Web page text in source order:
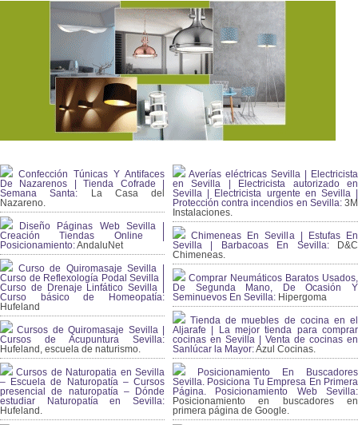
Confección Túnicas Y Antifaces
De Nazarenos | Tienda Cofrade |
Semana Santa: La Casa del
Nazareno.
Diseño Páginas Web Sevilla |
Creación Tiendas Online |
Posicionamiento:AndaluNet
Curso de Quiromasaje Sevilla |
Curso de Reflexología Podal Sevilla |
Curso de Drenaje Linfático Sevilla |
Curso básico de Homeopatía:
Hufeland
Cursos de Quiromasaje Sevilla |
Cursos de Acupuntura Sevilla:
Hufeland, escuela de naturismo.
Cursos de Naturopatia en Sevilla
– Escuela de Naturopatía – Cursos
presencial de naturopatía – Dónde
estudiar Naturopatía en Sevilla:
Hufeland.
Averías eléctricas Sevilla | Electricista
en Sevilla | Electricista autorizado en
Sevilla | Electricista urgente en Sevilla |
Protección contra incendios en Sevilla:3M
Instalaciones.
Chimeneas En Sevilla | Estufas En
Sevilla | Barbacoas En Sevilla:D&C
Chimeneas.
Comprar Neumáticos Baratos Usados,
De Segunda Mano, De Ocasión Y
Seminuevos En Sevilla: Hipergoma
Tienda de muebles de cocina en el
Aljarafe | La mejor tienda para comprar
cocinas en Sevilla | Venta de cocinas en
Sanlúcar la Mayor:Azul Cocinas.
Posicionamiento En Buscadores
Sevilla. Posiciona Tu Empresa En Primera
Página. Posicionamiento Web Sevilla:
Posicionamiento en buscadores en
primera página de Google.